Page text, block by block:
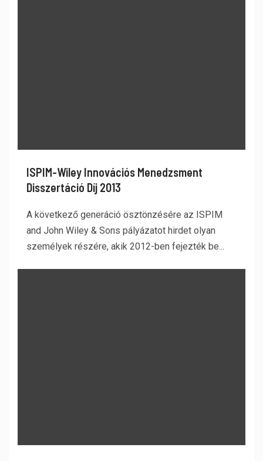
ISPIM-Wiley Innovációs Menedzsment
Disszertáció Díj 2013
A következő generáció ösztönzésére az ISPIM
and John Wiley & Sons pályázatot hirdet olyan
személyek részére, akik 2012-ben fejezték be...